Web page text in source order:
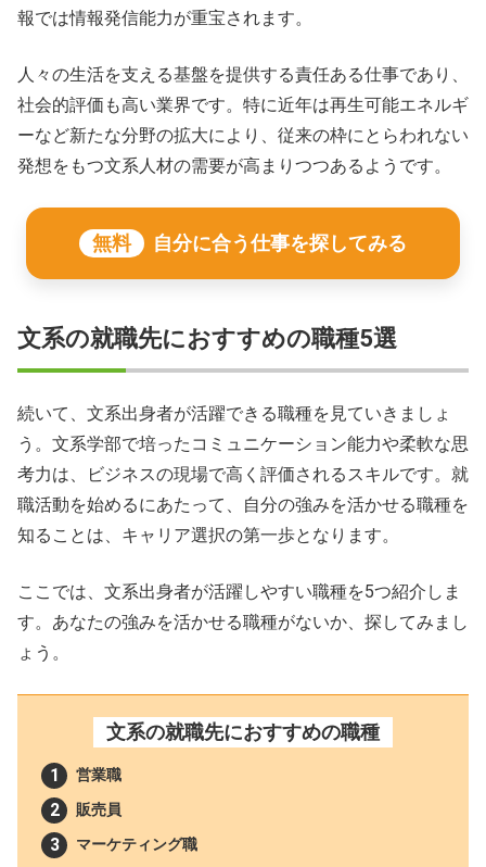
報では情報発信能力が重宝されます。
人々の生活を支える基盤を提供する責任ある仕事であり、
社会的評価も高い業界です。特に近年は再生可能エネルギ
ーなど新たな分野の拡大により、従来の枠にとらわれない
発想をもつ文系人材の需要が高まりつつあるようです。
無料 自分に合う仕事を探してみる
文系の就職先におすすめの職種5選
続いて、文系出身者が活躍できる職種を見ていきましょ
う。文系学部で培ったコミュニケーション能力や柔軟な思
考力は、ビジネスの現場で高く評価されるスキルです。就
職活動を始めるにあたって、自分の強みを活かせる職種を
知ることは、キャリア選択の第一歩となります。
ここでは、文系出身者が活躍しやすい職種を5つ紹介しま
す。あなたの強みを活かせる職種がないか、探してみまし
ょう。
文系の就職先におすすめの職種
営業職
販売員
マーケティング職